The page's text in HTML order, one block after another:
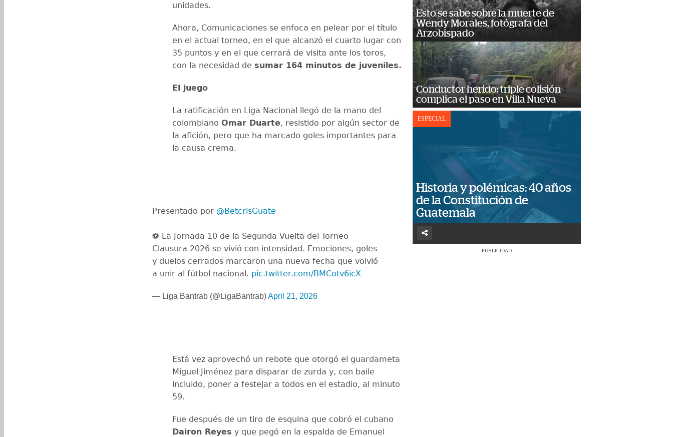
unidades.
Ahora, Comunicaciones se enfoca en pelear por el título
en el actual torneo, en el que alcanzó el cuarto lugar con
35 puntos y en el que cerrará de visita ante los toros,
con la necesidad de sumar 164 minutos de juveniles.
El juego
La ratificación en Liga Nacional llegó de la mano del
colombiano Omar Duarte, resistido por algún sector de
la afición, pero que ha marcado goles importantes para
la causa crema.
Presentado por @BetcrisGuate
⚽ La Jornada 10 de la Segunda Vuelta del Torneo
Clausura 2026 se vivió con intensidad. Emociones, goles
y duelos cerrados marcaron una nueva fecha que volvió
a unir al fútbol nacional. pic.twitter.com/BMCotv6icX
— Liga Bantrab (@LigaBantrab)April 21, 2026
Está vez aprovechó un rebote que otorgó el guardameta
Miguel Jiménez para disparar de zurda y, con baile
incluido, poner a festejar a todos en el estadio, al minuto
59.
Fue después de un tiro de esquina que cobró el cubano
Dairon Reyes y que pegó en la espalda de Emanuel
Esto se sabe sobre la muerte de
Wendy Morales, fotógrafa del
Arzobispado
Conductor herido: triple colisión
complica el paso en Villa Nueva
ESPECIAL
Historia y polémicas: 40 años
de la Constitución de
Guatemala
PUBLICIDAD